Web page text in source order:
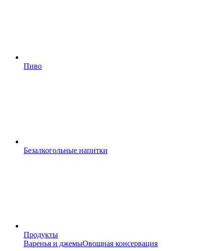
Пиво
Безалкогольные напитки
Продукты
Варенья и джемыОвощная консервация